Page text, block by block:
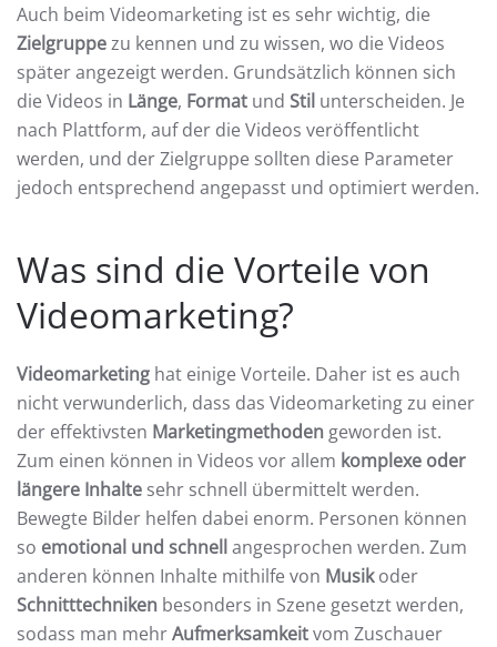
Auch beim Videomarketing ist es sehr wichtig, die
Zielgruppezu kennen und zu wissen, wo die Videos
später angezeigt werden. Grundsätzlich können sich
die Videos in Länge, Format und Stil unterscheiden. Je
nach Plattform, auf der die Videos veröffentlicht
werden, und der Zielgruppe sollten diese Parameter
jedoch entsprechend angepasst und optimiert werden.
Was sind die Vorteile von
Videomarketing?
Videomarketing hat einige Vorteile. Daher ist es auch
nicht verwunderlich, dass das Videomarketing zu einer
der effektivsten Marketingmethoden geworden ist.
Zum einen können in Videos vor allem komplexe oder
längere Inhalte sehr schnell übermittelt werden.
Bewegte Bilder helfen dabei enorm. Personen können
so emotional und schnellangesprochen werden. Zum
anderen können Inhalte mithilfe von Musikoder
Schnitttechniken besonders in Szene gesetzt werden,
sodass man mehrAufmerksamkeitvom Zuschauer